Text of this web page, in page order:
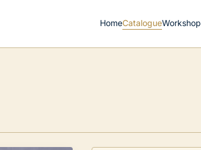
HomeCatalogueWorkshop